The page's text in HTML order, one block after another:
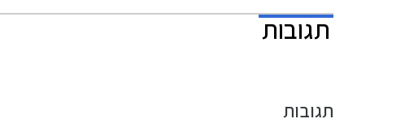
תגובות
תגובות